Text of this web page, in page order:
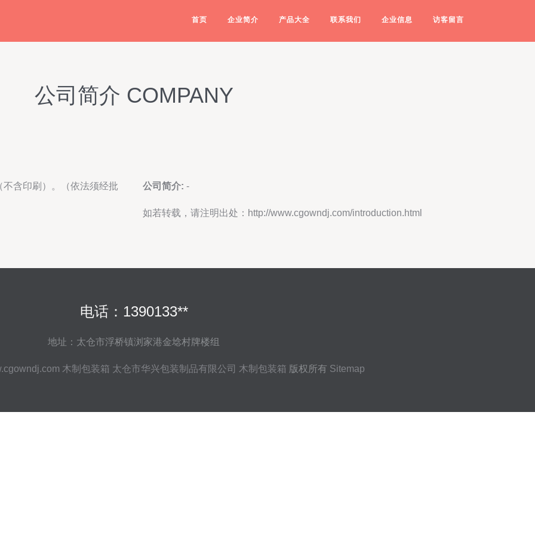
首页 企业简介 产品大全 联系我们 企业信息 访客留言
公司简介 COMPANY
含印刷）。（依法须经批
公司简介: -
如若转载，请注明出处：http://www.cgowndj.com/introduction.html
电话：1390133**
地址：太仓市浮桥镇浏家港金埝村牌楼组
木制包装箱 太仓市华兴包装制品有限公司 木制包装箱 版权所有 Sitemap